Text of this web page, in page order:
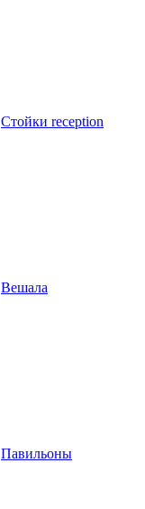
Стойки reception
Вешала
Павильоны